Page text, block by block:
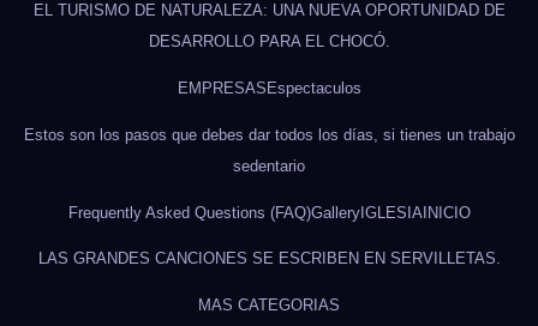
EL TURISMO DE NATURALEZA: UNA NUEVA OPORTUNIDAD DE
DESARROLLO PARA EL CHOCÓ.
EMPRESAS Espectaculos
Estos son los pasos que debes dar todos los días, si tienes un trabajo
sedentario
Frequently Asked Questions (FAQ)GalleryIGLESIAINICIO
LAS GRANDES CANCIONES SE ESCRIBEN EN SERVILLETAS.
MAS CATEGORIAS